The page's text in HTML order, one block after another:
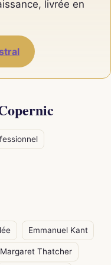
livrée en
Emmanuel Kant
Margaret Thatcher